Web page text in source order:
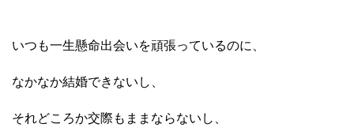
いつも一生懸命出会いを頑張っているのに、
なかなか結婚できないし、
それどころか交際もままならないし、